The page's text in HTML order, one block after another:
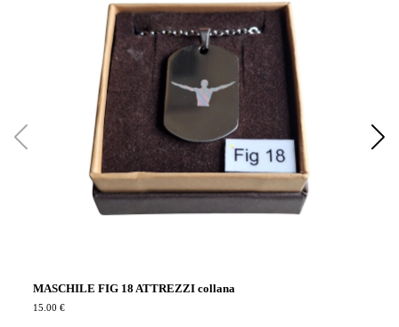
MASCHILE FIG 18 ATTREZZI collana
15.00 €